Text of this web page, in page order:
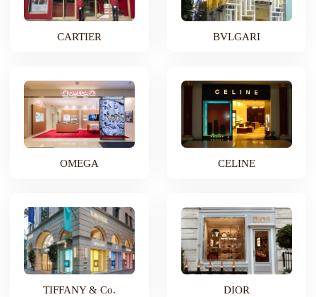
CARTIER BVLGARI
OMEGA CELINE
TIFFANY & Co. DIOR